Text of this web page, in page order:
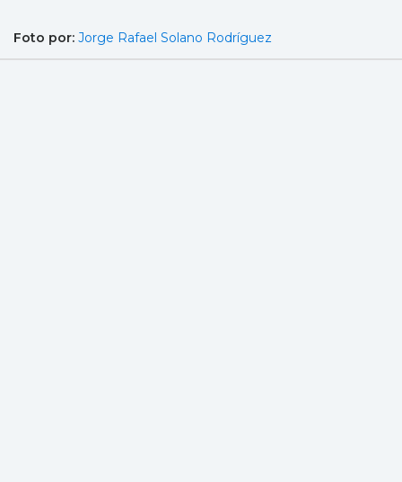
Foto por: Jorge Rafael Solano Rodríguez